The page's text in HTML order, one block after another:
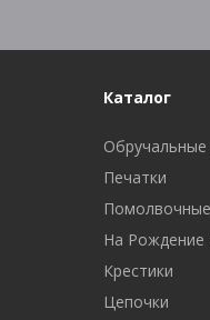
Каталог
Обручальные
Печатки
На Рождение
Крестики
Цепочки